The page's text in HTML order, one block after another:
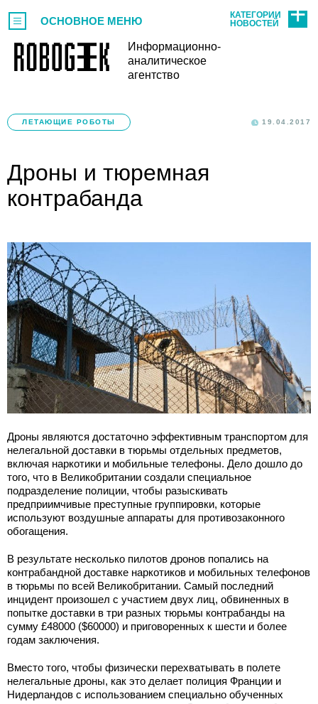
Информационно-
аналитическое
агентство
ОСНОВНОЕ МЕНЮ
КАТЕГОРИИ
НОВОСТЕЙ
ЛЕТАЮЩИЕ РОБОТЫ 19.04.2017
Дроны и тюремная
контрабанда
Дроны являются достаточно эффективным транспортом для
нелегальной доставки в тюрьмы отдельных предметов,
включая наркотики и мобильные телефоны. Дело дошло до
того, что в Великобритании создали специальное
подразделение полиции, чтобы разыскивать
предприимчивые преступные группировки, которые
используют воздушные аппараты для противозаконного
обогащения.
В результате несколько пилотов дронов попались на
контрабандной доставке наркотиков и мобильных телефонов
в тюрьмы по всей Великобритании. Самый последний
инцидент произошел с участием двух лиц, обвиненных в
попытке доставки в три разных тюрьмы контрабанды на
сумму £48000 ($60000) и приговоренных к шести и более
годам заключения.
Вместо того, чтобы физически перехватывать в полете
нелегальные дроны, как это делает полиция Франции и
Нидерландов с использованием специально обученных